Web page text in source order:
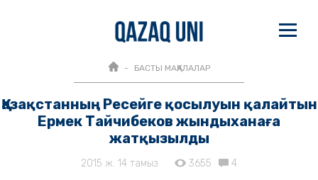
БАСТЫ МАҚАЛАЛАР
Қазақстанның Ресейге қосылуын қалайтын
Ермек Тайчибеков жындыханаға
жатқызылды
2015 ж. 14 тамыз 3655 4